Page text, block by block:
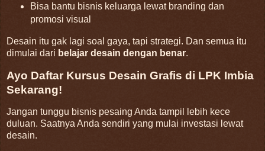
Bisa bantu bisnis keluarga lewat branding dan
promosi visual
Desain itu gak lagi soal gaya, tapi strategi. Dan semua itu
dimulai dari belajar desain dengan benar.
Ayo Daftar Kursus Desain Grafis di LPK Imbia
Sekarang!
Jangan tunggu bisnis pesaing Anda tampil lebih kece
duluan. Saatnya Anda sendiri yang mulai investasi lewat
desain.